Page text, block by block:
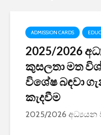
ADMISSION CARDS
2025/2026
කුසලතා මත
විශේෂ බඳවා
කැදවීම
2025/2026 අධ්‍යයන